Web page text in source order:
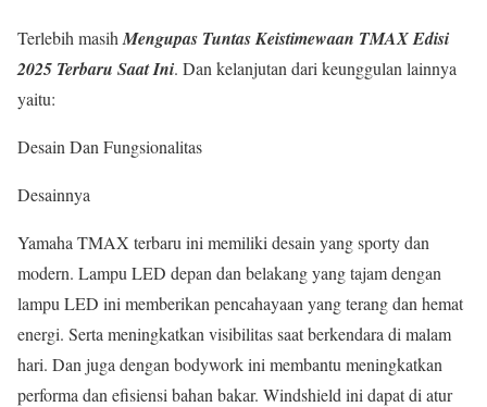
Terlebih masih Mengupas Tuntas Keistimewaan TMAX Edisi
2025 Terbaru Saat Ini. Dan kelanjutan dari keunggulan lainnya
yaitu:
Desain Dan Fungsionalitas
Desainnya
Yamaha TMAX terbaru ini memiliki desain yang sporty dan
modern. Lampu LED depan dan belakang yang tajam dengan
lampu LED ini memberikan pencahayaan yang terang dan hemat
energi. Serta meningkatkan visibilitas saat berkendara di malam
hari. Dan juga dengan bodywork ini membantu meningkatkan
performa dan efisiensi bahan bakar. Windshield ini dapat di atur